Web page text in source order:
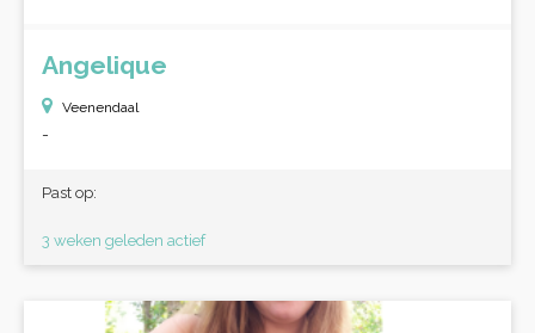
Angelique
Veenendaal
-
Past op:
3 weken geleden actief